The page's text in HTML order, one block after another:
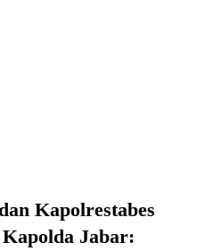
Kapolrestabes
Jabar: